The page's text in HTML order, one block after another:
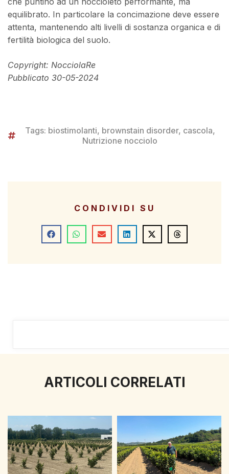
equilibrato. In particolare la concimazione deve essere
attenta, mantenendo alti livelli di sostanza organica e di
fertilità biologica del suolo.
Copyright: NocciolaRe
Pubblicato 30-05-2024
Tags: biostimolanti, brownstain disorder, cascola,
Nutrizione nocciolo
CONDIVIDI SU
ARTICOLI CORRELATI